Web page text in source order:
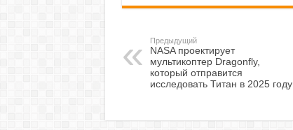
Предыдущий
NASA проектирует
мультикоптер Dragonfly,
который отправится
исследовать Титан в 2025 году